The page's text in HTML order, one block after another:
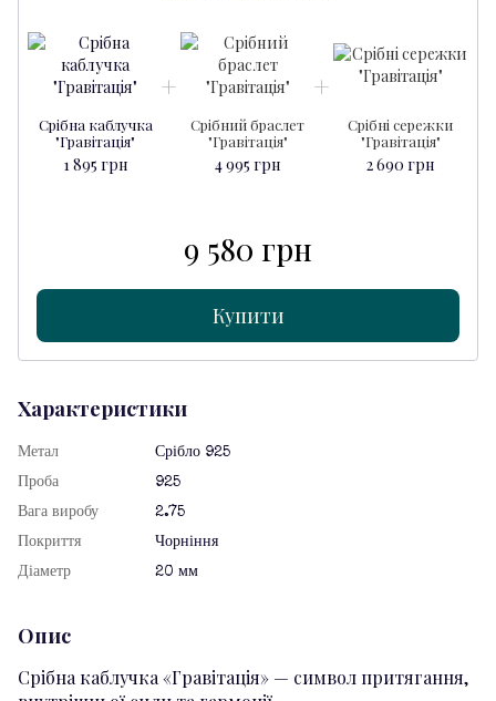
Срібна каблучка
"Гравітація"
1 895 грн
Срібний браслет
"Гравітація"
4 995 грн
Срібні сережки
"Гравітація"
2 690 грн
9 580 грн
Купити
Характеристики
Метал
Срібло 925
Проба
925
Вага виробу
2.75
Покриття
Чорніння
Діаметр
20 мм
Опис
Срібна каблучка «Гравітація» — символ притягання,